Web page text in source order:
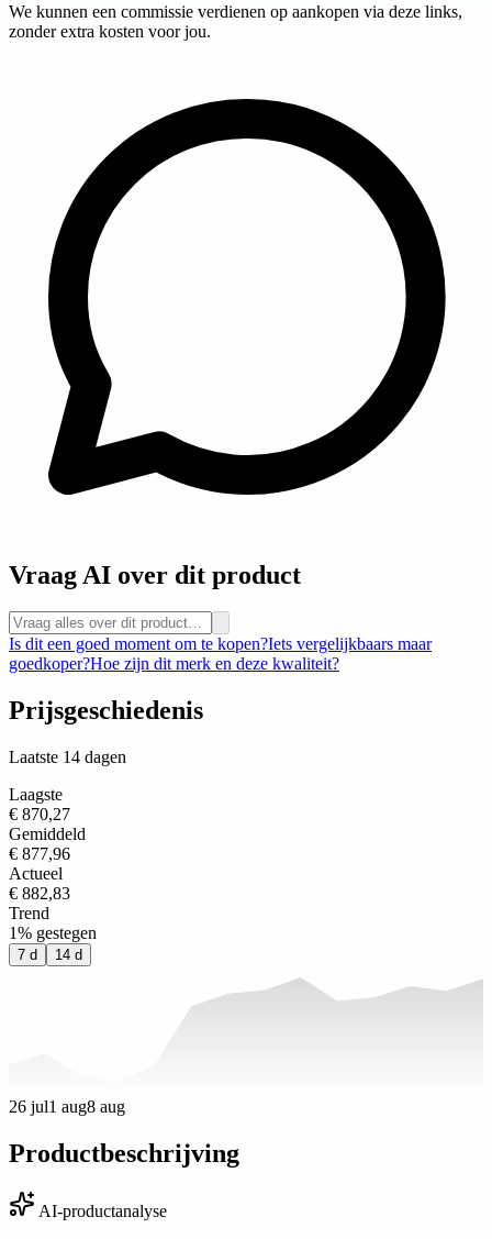
We kunnen een commissie verdienen op aankopen via deze links,
zonder extra kosten voor jou.
Vraag AI over dit product
Is dit een goed moment om te kopen?Iets vergelijkbaars maar
goedkoper?Hoe zijn dit merk en deze kwaliteit?
Prijsgeschiedenis
Laatste 14 dagen
Laagste
€ 870,27
Gemiddeld
€ 877,96
Actueel
€ 882,83
Trend
1% gestegen
7 d 14 d
26 jul1 aug8 aug
Productbeschrijving
AI-productanalyse